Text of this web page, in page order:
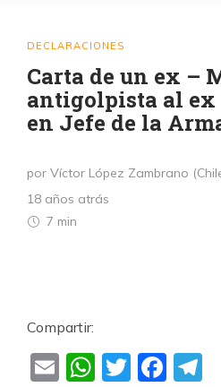
DECLARACIONES
Carta de un ex –
antigolpista al ex
en Jefe de la
por Víctor López Zambrano
18 años atrás
7 min
Compartir:
Email Twitter